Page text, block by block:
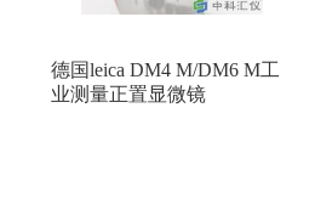
德国leica DM4 M/DM6 M工
业测量正置显微镜